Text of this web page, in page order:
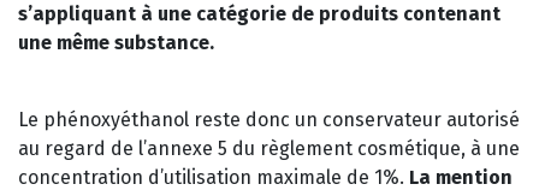
s’appliquant à une catégorie de produits contenant
une même substance.
Le phénoxyéthanol reste donc un conservateur autorisé
au regard de l’annexe 5 du règlement cosmétique, à une
concentration d’utilisation maximale de 1%. La mention